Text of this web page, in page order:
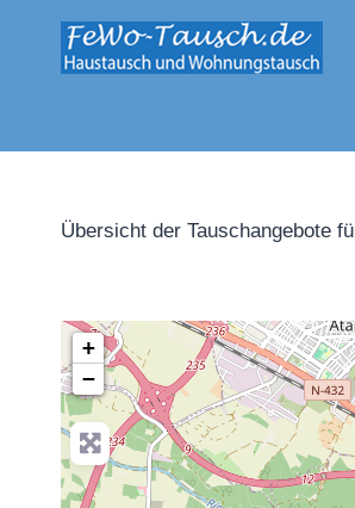
springen
Übersicht der Tauschangebote
+
−